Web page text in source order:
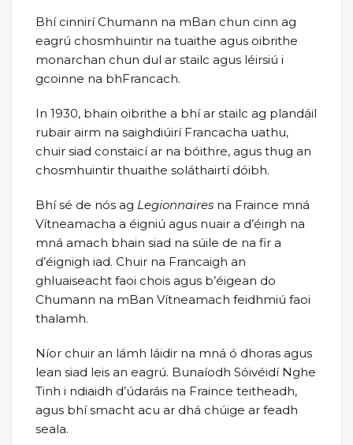
Bhí cinnirí Chumann na mBan chun cinn ag
eagrú chosmhuintir na tuaithe agus oibrithe
monarchan chun dul ar stailc agus léirsiú i
gcoinne na bhFrancach.
In 1930, bhain oibrithe a bhí ar stailc ag plandáil
rubair airm na saighdiúirí Francacha uathu,
chuir siad constaicí ar na bóithre, agus thug an
chosmhuintir thuaithe soláthairtí dóibh.
Bhí sé de nós ag Legionnaires na Fraince mná
Vítneamacha a éigniú agus nuair a d’éirigh na
mná amach bhain siad na súile de na fir a
d’éignigh iad. Chuir na Francaigh an
ghluaiseacht faoi chois agus b’éigean do
Chumann na mBan Vítneamach feidhmiú faoi
thalamh.
Níor chuir an lámh láidir na mná ó dhoras agus
lean siad leis an eagrú. Bunaíodh Sóivéidí Nghe
Tinh i ndiaidh d’údaráis na Fraince teitheadh,
agus bhí smacht acu ar dhá chúige ar feadh
seala.